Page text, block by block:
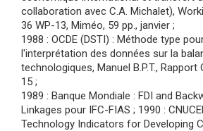
collaboration avec C.A. Michalet),
36 WP-13, Miméo, 59 pp., janvier ;
1988 : OCDE (DSTI) : Méthode type
l'interprétation des données sur la
technologiques, Manuel B.P.T., Rapport
15 ;
1989 : Banque Mondiale : FDI and
Linkages pour IFC-FIAS ; 1990 :
Technology Indicators for Developing